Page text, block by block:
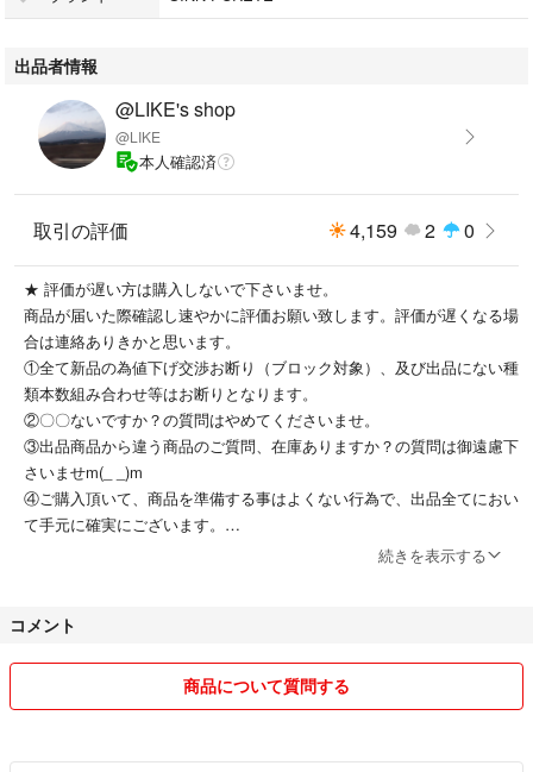
(土日祝日は休む場合あり)
発送予定日のご連絡、発送のご連絡等基本的に24時間以内のご返信(土日
祝日の場合はご返信は遅れる場合あり)
#SINNPURETE
#シンピュルテ
#トゥーグッド
出品者情報
@LIKE's shop
@LIKE
本人確認済
取引の評価 4,159 2 0
★ 評価が遅い方は購入しないで下さいませ。
商品が届いた際確認し速やかに評価お願い致します。評価が遅くなる場
合は連絡ありきかと思います。
①全て新品の為値下げ交渉お断り（ブロック対象）、及び出品にない種
類本数組み合わせ等はお断りとなります。
②〇〇ないですか？の質問はやめてくださいませ。
③出品商品から違う商品のご質問、在庫ありますか？の質問は御遠慮下
さいませm(_ _)m
④ご購入頂いて、商品を準備する事はよくない行為で、出品全てにおい
て手元に確実にございます。
⑥出品に無いもの、出品した事の無いものにおいてのご質問もご遠慮下
★基本的には毎日発送、発送のタイミング時間は日によって異なりま
★ご購入については、コメント制ではない為購入希望等の事前コメント
の返信は控えさせて頂きますm(_ _)m
急遽休みとなる場合あり、必ず発送予定日をご案内いたします。
続きを表示する
コメント
商品について質問する